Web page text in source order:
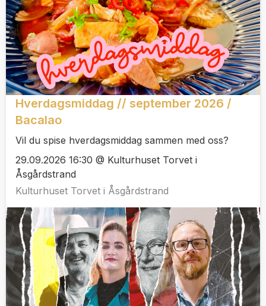
Hverdagsmiddag // september 2026 /
Bacalao
Vil du spise hverdagsmiddag sammen med oss?
29.09.2026 16:30 @ Kulturhuset Torvet i
Åsgårdstrand
Kulturhuset Torvet i Åsgårdstrand